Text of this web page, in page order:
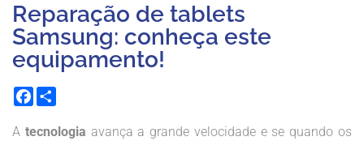
Reparação de tablets
Samsung: conheça este
equipamento!
Facebook
A tecnologia avança a grande velocidade e se quando os